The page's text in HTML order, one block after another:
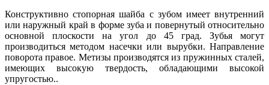
Конструктивно стопорная шайба с зубом имеет внутренний
или наружный край в форме зуба и повернутый относительно
основной плоскости на угол до 45 град. Зубья могут
производиться методом насечки или вырубки. Направление
поворота правое. Метизы производятся из пружинных сталей,
имеющих высокую твердость, обладающими высокой
упругостью..